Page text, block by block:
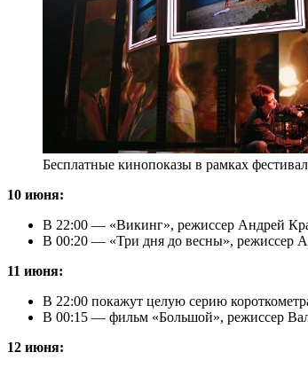
Бесплатные кинопоказы в рамках
10 июня:
В 22:00 — «Викинг», режиссер Андрей
В 00:20 — «Три дня до весны», режиссер
11 июня:
В 22:00 покажут целую серию
В 00:15 — фильм «Большой», режиссер
12 июня: